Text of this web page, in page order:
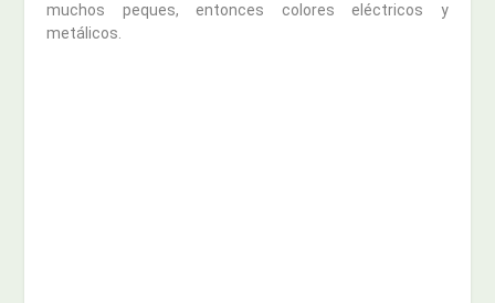
muchos peques, entonces colores eléctricos y
metálicos.